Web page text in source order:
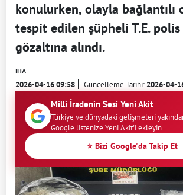
konulurken, olayla bağlantılı
tespit edilen şüpheli T.E.
gözaltına alındı.
IHA
2026-04-16 09:58 Güncelleme Tarihi:2026-04-
Milli İradenin Sesi Yeni Akit
Türkiye ve dünyadaki gelişmeleri
Google listenize Yeni Akit'i ekleyin.
⭐ Bizi Google'da Takip Et